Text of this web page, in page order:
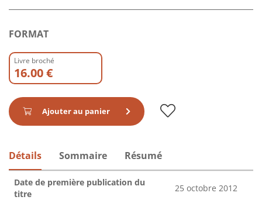
FORMAT
Livre broché
16.00 €
Ajouter au panier
Détails Sommaire Résumé
Date de première publication du
titre
25 octobre 2012